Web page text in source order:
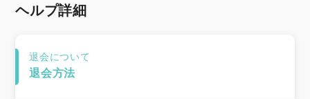
ヘルプ詳細
退会について
退会方法